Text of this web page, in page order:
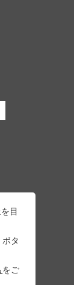
目
タ
をご